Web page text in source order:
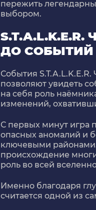
пережить
выбором.
ДО СОБЫТИЙ
События
позволяют увидеть
на себя роль
изменений,
С первых минут игра
опасных аномалий и
ключевыми
происхождение
роль во всей
Именно благодаря
считается одной из